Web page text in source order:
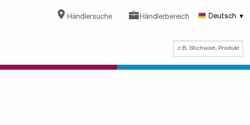
Händlersuche Händlerbereich Deutsch